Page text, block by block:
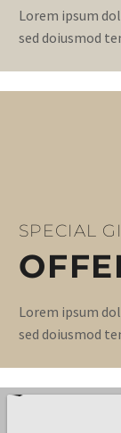
Lorem ipsum
sed doiusmod
SPECIAL
Lorem ipsum
sed doiusmod